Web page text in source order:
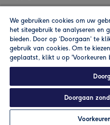
In winkelmand
Alle prijzen zijn inclusief btw en
We gebruiken cookies om uw
het sitegebruik te analyseren en
bieden. Door op ‘Doorgaan’ te
gebruik van cookies. Om te
geplaatst, klikt u op 'Voorkeuren
Doorgaan